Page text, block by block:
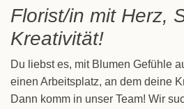
Florist/in mit Herz,
Kreativität!
Du liebst es, mit Blumen Gefühle
einen Arbeitsplatz, an dem deine
Dann komm in unser Team! Wir